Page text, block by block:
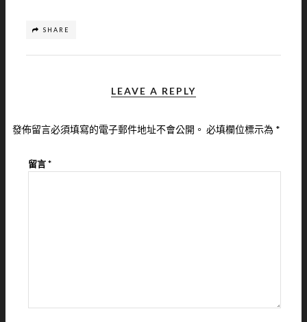
SHARE
LEAVE A REPLY
發佈留言必須填寫的電子郵件地址不會公開。 必填欄位標示為 *
留言*